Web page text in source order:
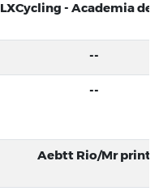
LXCycling - Academia de
--
--
Aebtt Rio/Mr print